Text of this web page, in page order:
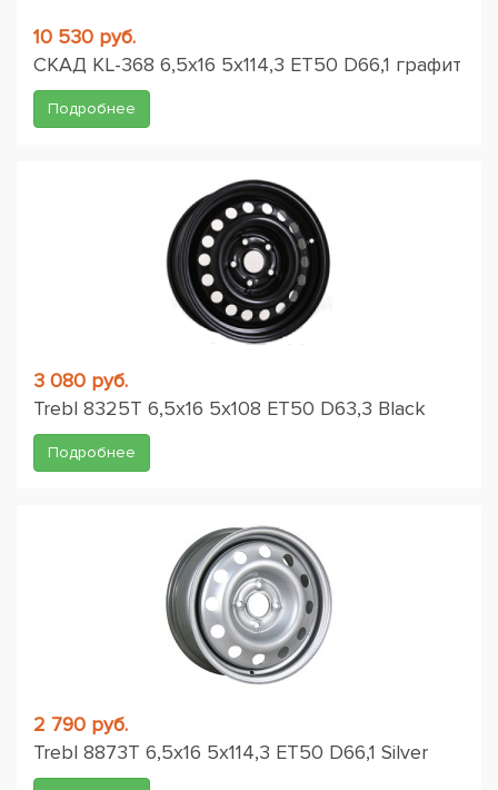
10 530 руб.
СКАД KL-368 6,5x16 5x114,3 ET50 D66,1 графит
Подробнее
3 080 руб.
Trebl 8325T 6,5x16 5x108 ET50 D63,3 Black
Подробнее
2 790 руб.
Trebl 8873T 6,5x16 5x114,3 ET50 D66,1 Silver